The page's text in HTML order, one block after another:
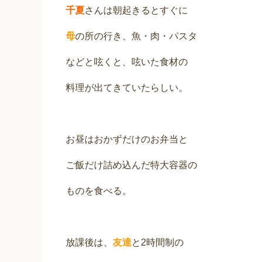
千夏さんは朝起きるとすぐに
母の所の行き、魚・肉・パスタ
などと呟くと、呟いた食材の
料理が出てきていたらしい。
お昼はおかずだけのお弁当と
ご飯だけ詰め込んだ特大容器の
ものを食べる。
放課後は、 友達と2時間制の